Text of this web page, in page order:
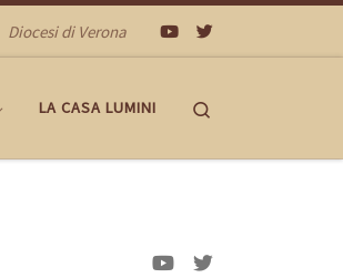
Diocesi di Verona
LA CASA LUMINI